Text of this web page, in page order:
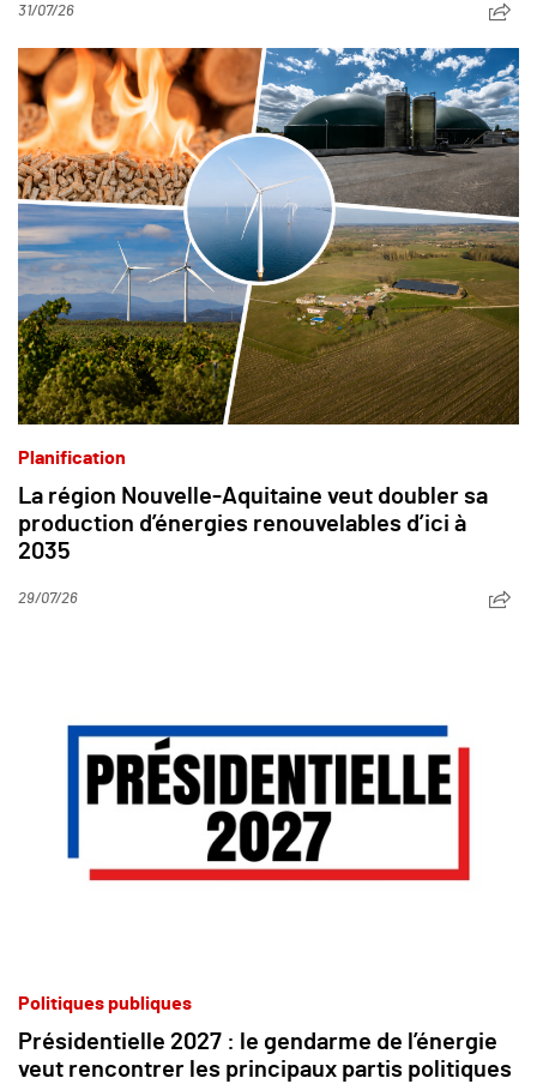
31/07/26
Planification
La région Nouvelle-Aquitaine veut doubler sa
production d’énergies renouvelables d’ici à
2035
29/07/26
Politiques publiques
Présidentielle 2027 : le gendarme de l’énergie
veut rencontrer les principaux partis politiques